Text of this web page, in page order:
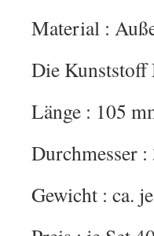
Material :
Die Kunststoff
Länge : 105
Durchmesser
Gewicht : ca.